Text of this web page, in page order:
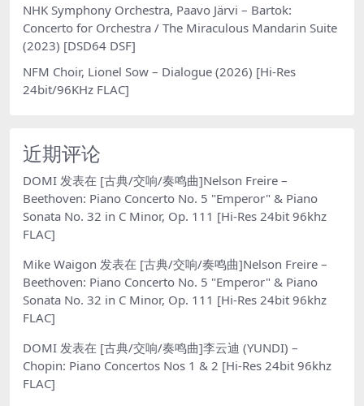
NHK Symphony Orchestra, Paavo Järvi – Bartok:
Concerto for Orchestra / The Miraculous Mandarin Suite
(2023) [DSD64 DSF]
NFM Choir, Lionel Sow – Dialogue (2026) [Hi-Res
24bit/96KHz FLAC]
近期评论
DOMI 发表在 [古典/交响/奏鸣曲]Nelson Freire –
Beethoven: Piano Concerto No. 5 "Emperor" & Piano
Sonata No. 32 in C Minor, Op. 111 [Hi-Res 24bit 96khz
FLAC]
Mike Waigon 发表在 [古典/交响/奏鸣曲]Nelson Freire –
Beethoven: Piano Concerto No. 5 "Emperor" & Piano
Sonata No. 32 in C Minor, Op. 111 [Hi-Res 24bit 96khz
FLAC]
DOMI 发表在 [古典/交响/奏鸣曲]李云迪 (YUNDI) –
Chopin: Piano Concertos Nos 1 & 2 [Hi-Res 24bit 96khz
FLAC]